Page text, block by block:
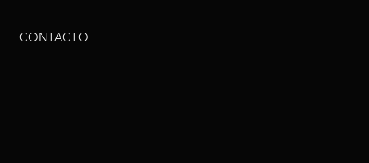
CONTACTO